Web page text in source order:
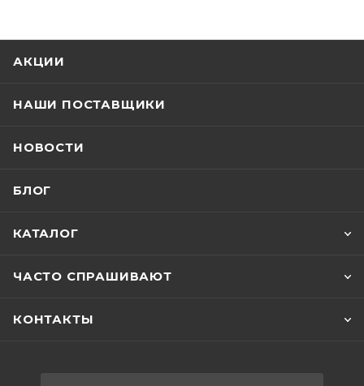
АКЦИИ
НАШИ ПОСТАВЩИКИ
НОВОСТИ
БЛОГ
КАТАЛОГ
ЧАСТО СПРАШИВАЮТ
КОНТАКТЫ